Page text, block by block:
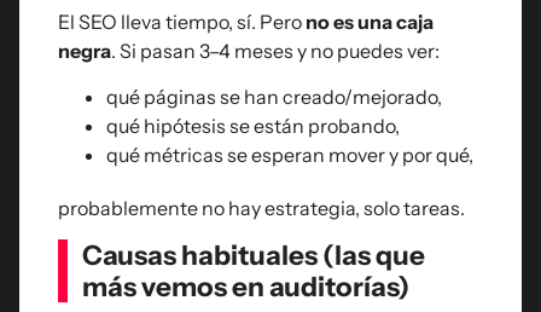
El SEO lleva tiempo, sí. Pero no es una caja
negra. Si pasan 3–4 meses y no puedes ver:
qué páginas se han creado/mejorado,
qué hipótesis se están probando,
qué métricas se esperan mover y por qué,
probablemente no hay estrategia, solo tareas.
Causas habituales (las que
más vemos en auditorías)